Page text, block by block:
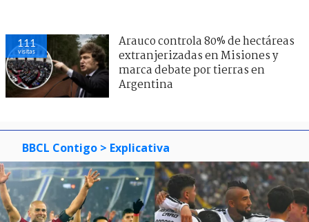
111
visitas
Arauco controla 80% de hectáreas
extranjerizadas en Misiones y
marca debate por tierras en
Argentina
BBCL Contigo > Explicativa